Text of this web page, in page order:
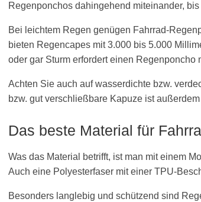
Regenponchos dahingehend miteinander,
Bei leichtem Regen genügen Fahrrad-
bieten Regencapes mit 3.000 bis 5.000
oder gar Sturm erfordert einen
Achten Sie auch auf wasserdichte bzw.
bzw. gut verschließbare Kapuze ist
Das beste Material für
Was das Material betrifft, ist man mit einem
Auch eine Polyesterfaser mit einer TPU-
Besonders langlebig und schützend sind